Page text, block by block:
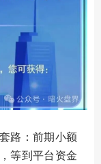
路：前期小额
等到平台资金